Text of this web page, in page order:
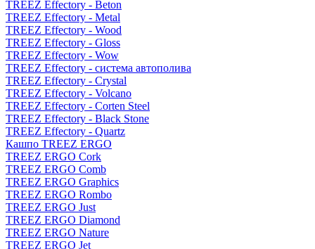
TREEZ Effectory - Beton
TREEZ Effectory - Metal
TREEZ Effectory - Wood
TREEZ Effectory - Gloss
TREEZ Effectory - Wow
TREEZ Effectory - система автополива
TREEZ Effectory - Crystal
TREEZ Effectory - Volcano
TREEZ Effectory - Corten Steel
TREEZ Effectory - Black Stone
TREEZ Effectory - Quartz
Кашпо TREEZ ERGO
TREEZ ERGO Cork
TREEZ ERGO Comb
TREEZ ERGO Graphics
TREEZ ERGO Rombo
TREEZ ERGO Just
TREEZ ERGO Diamond
TREEZ ERGO Nature
TREEZ ERGO Jet